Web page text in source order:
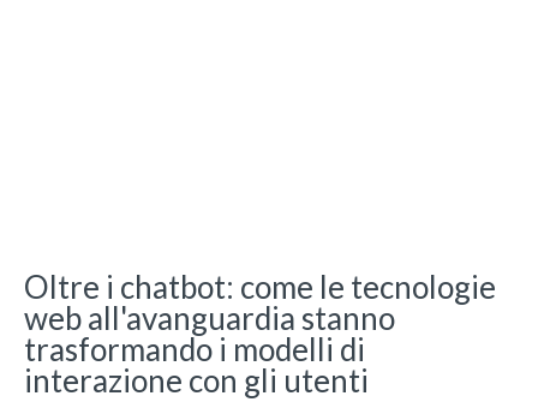
Oltre i chatbot: come le tecnologie
web all'avanguardia stanno
trasformando i modelli di
interazione con gli utenti